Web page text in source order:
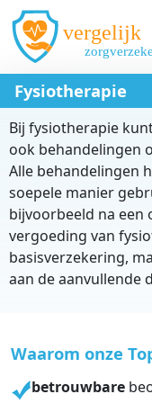
Overslaan en naar de
Fysiotherapie
Bij fysiotherapie
ook behandelingen
Alle behandelingen
soepele manier
bijvoorbeeld na een
vergoeding van
basisverzekering,
aan de aanvullende
Waarom onze
betrouwbare